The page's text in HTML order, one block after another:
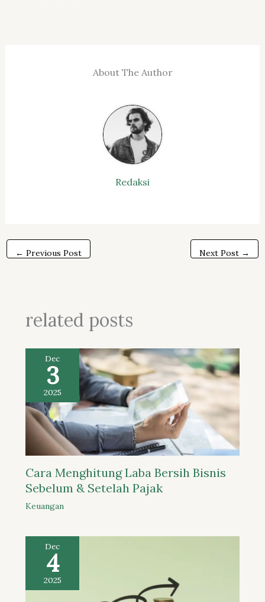
About The Author
Redaksi
← Previous Post Next Post →
related posts
Dec
3
2025
Cara Menghitung Laba Bersih Bisnis
Sebelum & Setelah Pajak
Keuangan
Dec
4
2025